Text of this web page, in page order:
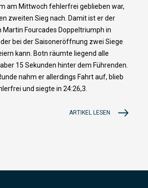
am Mittwoch fehlerfrei geblieben war,
zweiten Sieg nach. Damit ist er der
Fourcades Doppeltriumph in
bei der Saisoneröffnung zwei Siege
kann. Botn räumte liegend alle
15 Sekunden hinter dem Führenden.
nahm er allerdings Fahrt auf, blieb
und siegte in 24:26,3.
ARTIKEL LESEN